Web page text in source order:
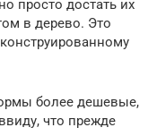
просто достать их
в дерево. Это
более дешевые,
что прежде